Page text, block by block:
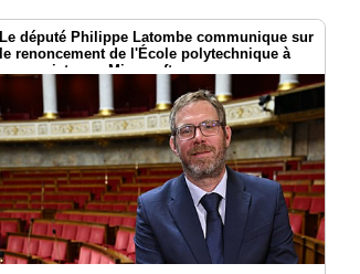
Le député Philippe Latombe communique sur
le renoncement de l'École polytechnique à
son projet avec Microsoft :